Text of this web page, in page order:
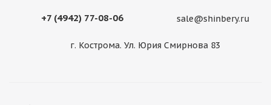
+7 (4942) 77-08-06 sale@shinbery.ru
г. Кострома. Ул. Юрия Смирнова 83